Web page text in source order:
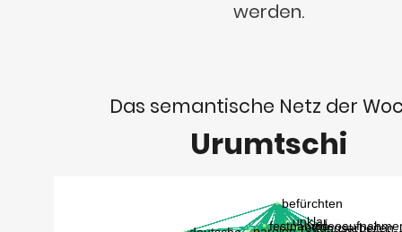
werden.
Das semantische Netz der
Urumtschi